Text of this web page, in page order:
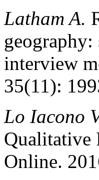
Latham A.
interview
35(11):
Lo Iacono
Qualitative
Online.